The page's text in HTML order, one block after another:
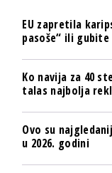
EU zapretila
pasoše“ ili
Ko navija za 40
talas najbolja
Ovo su
u 2026. godini